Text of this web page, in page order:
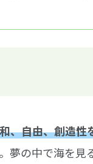
、自由、創造性
夢の中で海を